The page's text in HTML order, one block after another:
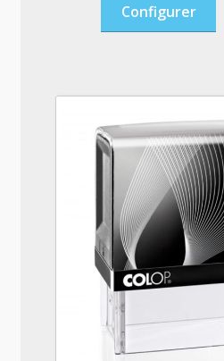
Configurer